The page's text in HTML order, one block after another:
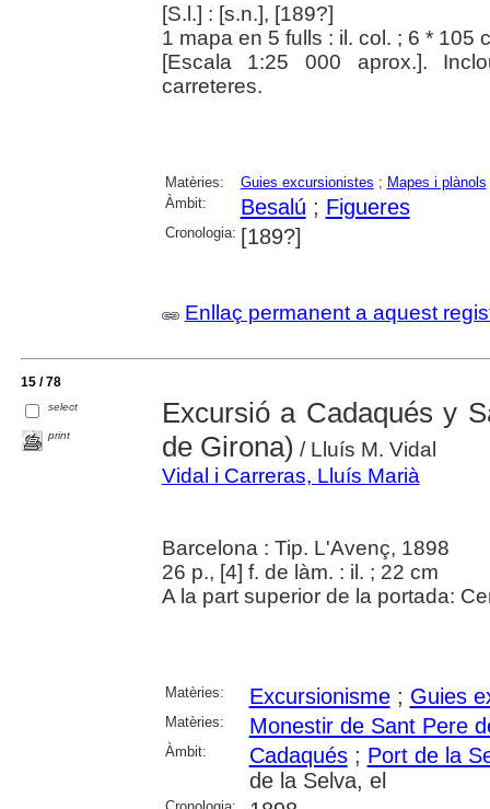
[S.l.] : [s.n.], [189?]
1 mapa en 5 fulls : il. col. ; 6 * 105
[Escala 1:25 000 aprox.].
carreteres.
Matèries: Guies excursionistes ; Mapes i plànols
Àmbit:
Besalú ; Figueres
Cronologia: [189?]
Enllaç permanent a aquest
15 / 78
select
print
Excursió a Cadaqués y
de Girona) / Lluís M. Vidal
Vidal i Carreras, Lluís Marià
Barcelona : Tip. L'Avenç, 1898
26 p., [4] f. de làm. : il. ; 22 cm
A la part superior de la portada:
Matèries: Excursionisme; Guies
Matèries: Monestir de Sant Pere
Àmbit: Cadaqués; Port de la
de la Selva, el